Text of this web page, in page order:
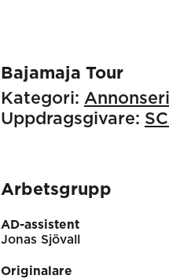
Bajamaja Tour
Kategori:
Uppdragsgivare:
Arbetsgrupp
AD-assistent
Jonas Sjövall
Originalare